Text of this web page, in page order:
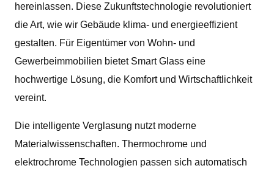
hereinlassen. Diese Zukunftstechnologie revolutioniert
die Art, wie wir Gebäude klima- und energieeffizient
gestalten. Für Eigentümer von Wohn- und
Gewerbeimmobilien bietet Smart Glass eine
hochwertige Lösung, die Komfort und Wirtschaftlichkeit
vereint.
Die intelligente Verglasung nutzt moderne
Materialwissenschaften. Thermochrome und
elektrochrome Technologien passen sich automatisch